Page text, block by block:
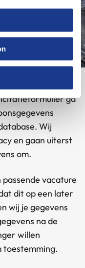
ga
Wij
en gaan uiterst
om.
vacature
dit op een later
wij je gegevens
na de
willen
toestemming.